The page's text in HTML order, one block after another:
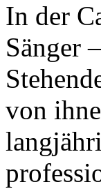
In der
Sänger
von